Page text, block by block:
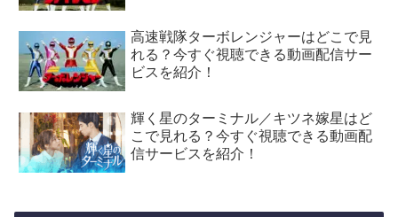
高速戦隊ターボレンジャーはどこで見
れる？今すぐ視聴できる動画配信サー
ビスを紹介！
輝く星のターミナル／キツネ嫁星はど
こで見れる？今すぐ視聴できる動画配
信サービスを紹介！